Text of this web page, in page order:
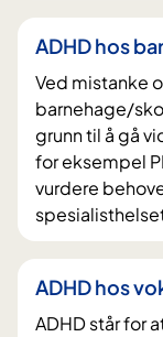
ADHD hos
Ved mistanke
barnehage/
grunn til å gå
for eksempel
vurdere
ADHD hos
ADHD står for